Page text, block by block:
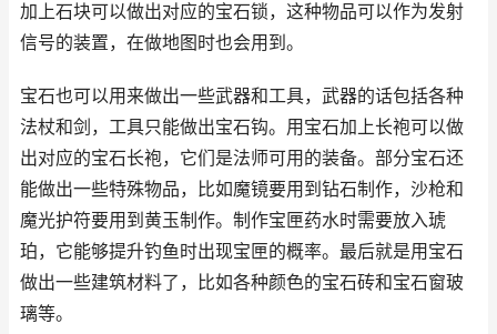
加上石块可以做出对应的宝石锁，这种物品可以作为发射
信号的装置，在做地图时也会用到。
宝石也可以用来做出一些武器和工具，武器的话包括各种
法杖和剑，工具只能做出宝石钩。用宝石加上长袍可以做
出对应的宝石长袍，它们是法师可用的装备。部分宝石还
能做出一些特殊物品，比如魔镜要用到钻石制作，沙枪和
魔光护符要用到黄玉制作。制作宝匣药水时需要放入琥
珀，它能够提升钓鱼时出现宝匣的概率。最后就是用宝石
做出一些建筑材料了，比如各种颜色的宝石砖和宝石窗玻
璃等。